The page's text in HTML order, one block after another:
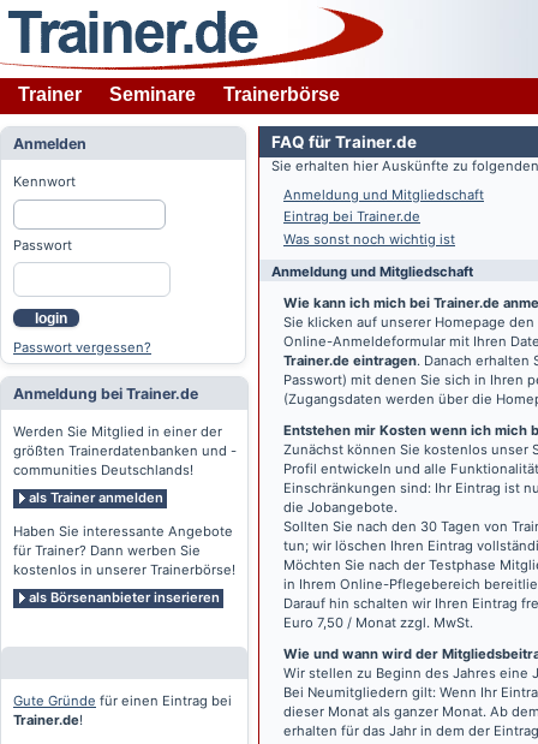
Trainer Seminare Trainerbörse
Anmelden
Kennwort
Passwort
login
Passwort vergessen?
Anmeldung bei Trainer.de
Werden Sie Mitglied in einer der
größten Trainerdatenbanken und -
communities Deutschlands!
als Trainer anmelden
Haben Sie interessante Angebote
für Trainer? Dann werben Sie
kostenlos in unserer Trainerbörse!
als Börsenanbieter inserieren
Gute Gründe für einen Eintrag bei
Trainer.de!
FAQ für Trainer.de
Sie erhalten hier Auskünfte zu
Anmeldung und Mitgliedschaft
Eintrag bei Trainer.de
Was sonst noch wichtig ist
Anmeldung und Mitgliedschaft
Wie kann ich mich bei Trainer.de
Sie klicken auf unserer Homepage
Online-Anmeldeformular mit Ihren
Trainer.de eintragen. Danach erhalten
Passwort) mit denen Sie sich in Ihren
(Zugangsdaten werden über die
Entstehen mir Kosten wenn ich mich
Zunächst können Sie kostenlos unser
Profil entwickeln und alle
Einschränkungen sind: Ihr Eintrag ist
die Jobangebote.
Sollten Sie nach den 30 Tagen von
tun; wir löschen Ihren Eintrag
Möchten Sie nach der Testphase
in Ihrem Online-Pflegebereich
Darauf hin schalten wir Ihren Eintrag
Euro 7,50 / Monat zzgl. MwSt.
Wie und wann wird der
Wir stellen zu Beginn des Jahres eine
Bei Neumitgliedern gilt: Wenn Ihr
dieser Monat als ganzer Monat. Ab
erhalten für das Jahr in dem der